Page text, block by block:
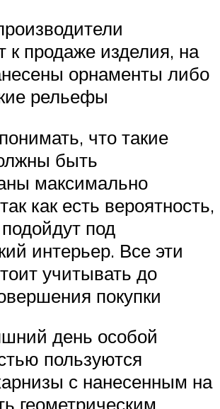
к продаже изделия, на
орнаменты либо
рельефы
что такие
быть
максимально
как есть вероятность,
под
интерьер. Все эти
учитывать до
покупки
день особой
пользуются
с нанесенным на
геометрическим